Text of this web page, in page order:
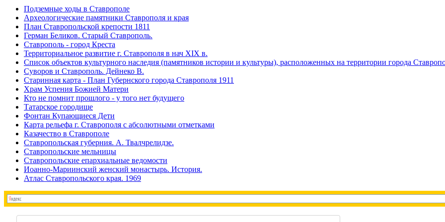
Подземные ходы в Ставрополе
Археологические памятники Ставрополя и края
План Ставропольской крепости 1811
Герман Беликов. Старый Ставрополь.
Ставрополь - город Креста
Территориальное развитие г. Ставрополя в нач XIX в.
Список объектов культурного наследия (памятников истории и культуры), расположенных на территории города
Суворов и Ставрополь. Дейнеко В.
Старинная карта - План Губернского города Ставрополя 1911
Храм Успения Божией Матери
Кто не помнит прошлого - у того нет будущего
Татарское городище
Фонтан Купающиеся Дети
Карта рельефа г. Ставрополя с абсолютными отметками
Казачество в Ставрополе
Ставропольская губерния. А. Твалчрелидзе.
Ставропольские мельницы
Ставропольские епархиальные ведомости
Иоанно-Мариинский женский монастырь. История.
Атлас Ставропольского края. 1969